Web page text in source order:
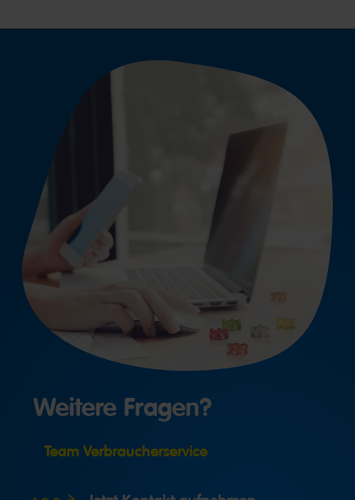
Weitere Fragen?
Team Verbraucherservice